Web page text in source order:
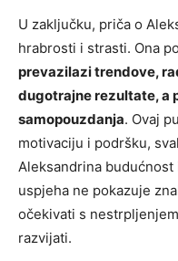
U zaključku, priča o
hrabrosti i strasti. Ona
prevazilazi trendove,
dugotrajne rezultate, a
samopouzdanja. Ovaj
motivaciju i podršku,
Aleksandrina
uspjeha ne pokazuje
očekivati s
razvijati.